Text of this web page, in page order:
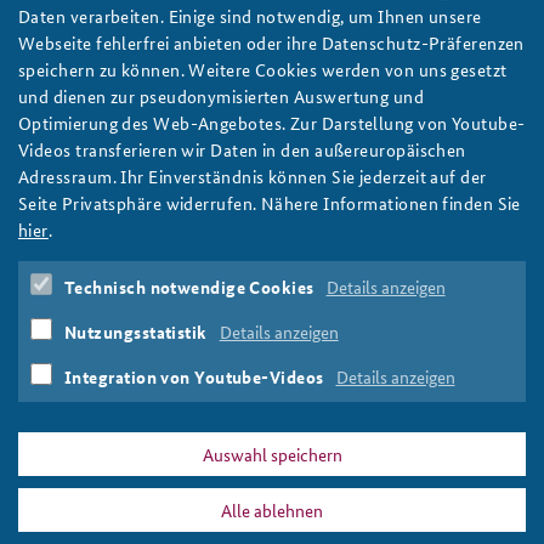
Anfahrt
Freundeskreis
Deutsches Forum Sicherheitspolitik
Arbeitskreis "Junge Sicherheitspolitiker"
Das Sicherheitspolitische Gespräch an der BAKS
Studierendenkonferenz Sicherheitspolitik gestalten
Newsletter-Archiv
2026 für die deutsche Krisenvorsorge bedeutet
Der Berliner Blackout Anfang 2026 verdeutlicht dringenden
Handlungsbedarf für Resilienz und Krisenvorsorge in
Deutschland, schreibt ein Autorenteam des IFSH. Foto:
THW/Viktoria Pfeiffer
weiter
Arbeitspapier ,KRITIS,Kritische Infrastruktur,Berlin,
Energieversorgung,KRITIS-Dachgesetz,Krisenvorsorge,
Notstrom,Resilienz,Kommunen Katastrophenschutz
Bevölkerungsschutz
,Zivilschutz,
Sabotage, Desinformation,Cyberangriffe
Zivilgesellschcaft,Solidarität,Handlungsbedarf
PRESSE DATENSCHUTZ IMPRESSUM FAQ
Daten verarbeiten. Einige sind notwendig, um Ihnen unsere
Webseite fehlerfrei anbieten oder ihre Datenschutz-Präferenzen
speichern zu können. Weitere Cookies werden von uns gesetzt
und dienen zur pseudonymisierten Auswertung und
Optimierung des Web-Angebotes. Zur Darstellung von Youtube-
Videos transferieren wir Daten in den außereuropäischen
Adressraum. Ihr Einverständnis können Sie jederzeit auf der
Seite Privatsphäre widerrufen. Nähere Informationen finden Sie
hier.
Technisch notwendige Cookies Details anzeigen
Nutzungsstatistik Details anzeigen
Integration von Youtube-Videos Details anzeigen
Auswahl speichern
Alle ablehnen